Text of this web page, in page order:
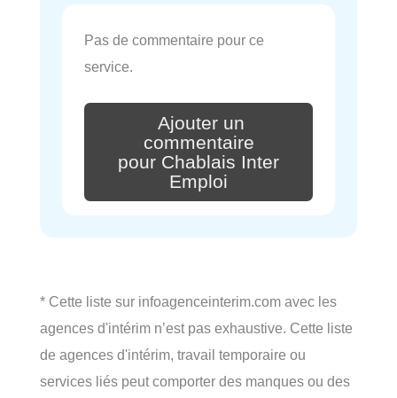
Pas de commentaire pour ce
service.
Ajouter un
commentaire
pour Chablais Inter
Emploi
* Cette liste sur infoagenceinterim.com avec les
agences d'intérim n’est pas exhaustive. Cette liste
de agences d'intérim, travail temporaire ou
services liés peut comporter des manques ou des